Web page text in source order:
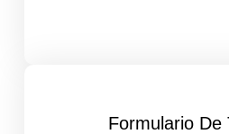
Formulario De